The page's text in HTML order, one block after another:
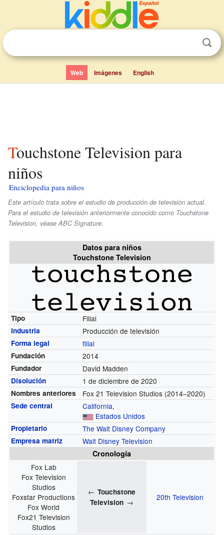
Web Imágenes English
Touchstone Television para
niños
Enciclopedia para niños
Este artículo trata sobre el estudio de producción de televisión actual.
Para el estudio de televisión anteriormente conocido como Touchstone
Television, véase ABC Signature.
Datos para niños
Touchstone Television
Tipo Filial
Industria Producción de televisión
Forma legal filial
Fundación 2014
Fundador David Madden
Disolución 1 de diciembre de 2020
Nombres anteriores Fox 21 Television Studios (2014–2020)
Sede central California,
Estados Unidos
Propietario The Walt Disney Company
Empresa matriz
Walt Disney Television
Cronología
Fox Lab
Fox Television
Studios
Foxstar Productions
Fox World
Fox21 Television
Studios
← Touchstone
Television → 20th Television